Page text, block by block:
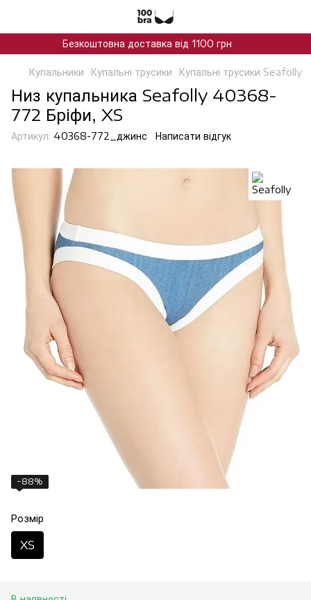
Безкоштовна доставка від 1100 грн
Купальники Купальні трусики Купальні трусики Seafolly
Низ купальника Seafolly 40368-
772 Бріфи, XS
Артикул: 40368-772_джинс Написати відгук
−88%
Розмір
XS